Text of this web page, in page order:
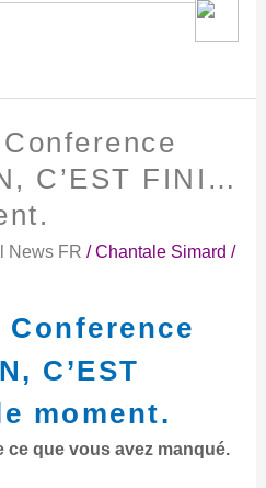
C’EST FINI…
News FR /Chantale Simard /
Conference
C’EST
moment.
ce que vous avez manqué.